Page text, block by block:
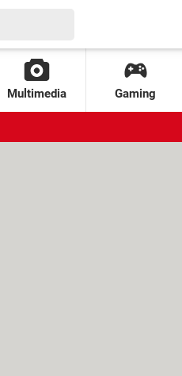
Multimedia Gaming